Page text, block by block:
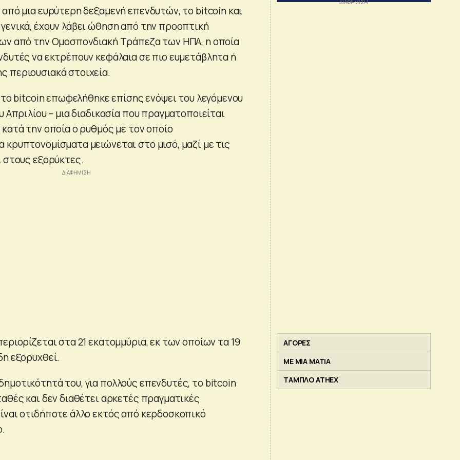
μια ευρύτερη δεξαμενή επενδυτών, το bitcoin και
έχουν λάβει ώθηση από την προοπτική
από την Ομοσπονδιακή Τράπεζα των ΗΠΑ, η οποία
να εκτρέπουν κεφάλαια σε πιο ευμετάβλητα ή
στοιχεία.
bitcoin επωφελήθηκε επίσης ενόψει του λεγόμενου
– μια διαδικασία που πραγματοποιείται
την οποία ο ρυθμός με τον οποίο
μειώνεται στο μισό, μαζί με τις
στους εξορύκτες.
στα 21 εκατομμύρια, εκ των οποίων τα 19
εξορυχθεί.
του, για πολλούς επενδυτές, το bitcoin
και δεν διαθέτει αρκετές πραγματικές
οτιδήποτε άλλο εκτός από κερδοσκοπικό
ΑΓΟΡΕΣ
ΜΕ ΜΙΑ ΜΑΤΙΑ
ΤΑΜΠΛΟ ATHEX